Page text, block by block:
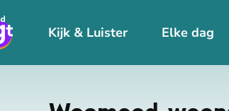
Kijk & Luister Elke dag